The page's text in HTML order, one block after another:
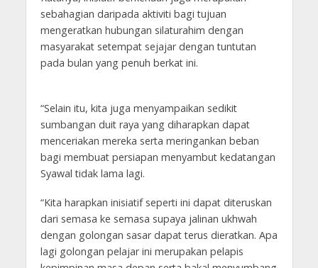
sebahagian daripada aktiviti bagi tujuan
mengeratkan hubungan silaturahim dengan
masyarakat setempat sejajar dengan tuntutan
pada bulan yang penuh berkat ini.
“Selain itu, kita juga menyampaikan sedikit
sumbangan duit raya yang diharapkan dapat
menceriakan mereka serta meringankan beban
bagi membuat persiapan menyambut kedatangan
Syawal tidak lama lagi.
“Kita harapkan inisiatif seperti ini dapat diteruskan
dari semasa ke semasa supaya jalinan ukhwah
dengan golongan sasar dapat terus dieratkan. Apa
lagi golongan pelajar ini merupakan pelapis